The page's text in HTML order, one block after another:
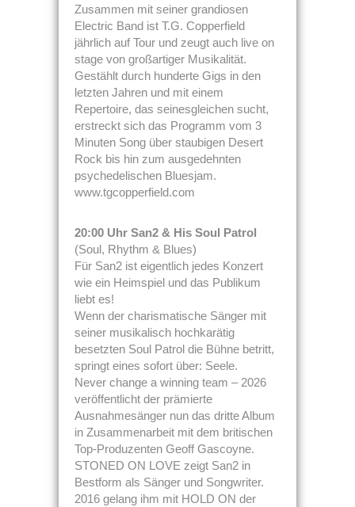
Zusammen mit seiner grandiosen
Electric Band ist T.G. Copperfield
jährlich auf Tour und zeugt auch live on
stage von großartiger Musikalität.
Gestählt durch hunderte Gigs in den
letzten Jahren und mit einem
Repertoire, das seinesgleichen sucht,
erstreckt sich das Programm vom 3
Minuten Song über staubigen Desert
Rock bis hin zum ausgedehnten
psychedelischen Bluesjam.
www.tgcopperfield.com
20:00 Uhr San2 & His Soul Patrol
(Soul, Rhythm & Blues)
Für San2 ist eigentlich jedes Konzert
wie ein Heimspiel und das Publikum
liebt es!
Wenn der charismatische Sänger mit
seiner musikalisch hochkarätig
besetzten Soul Patrol die Bühne betritt,
springt eines sofort über: Seele.
Never change a winning team – 2026
veröffentlicht der prämierte
Ausnahmesänger nun das dritte Album
in Zusammenarbeit mit dem britischen
Top-Produzenten Geoff Gascoyne.
STONED ON LOVE zeigt San2 in
Bestform als Sänger und Songwriter.
2016 gelang ihm mit HOLD ON der